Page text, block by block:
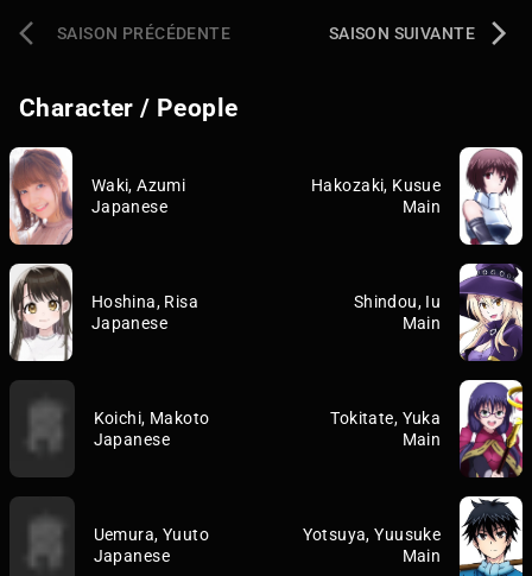
SAISON PRÉCÉDENTE SAISON SUIVANTE
Character / People
Waki, Azumi
Japanese
Hakozaki, Kusue
Main
Hoshina, Risa
Japanese
Shindou, Iu
Main
Koichi, Makoto
Japanese
Tokitate, Yuka
Main
Uemura, Yuuto
Japanese
Yotsuya, Yuusuke
Main